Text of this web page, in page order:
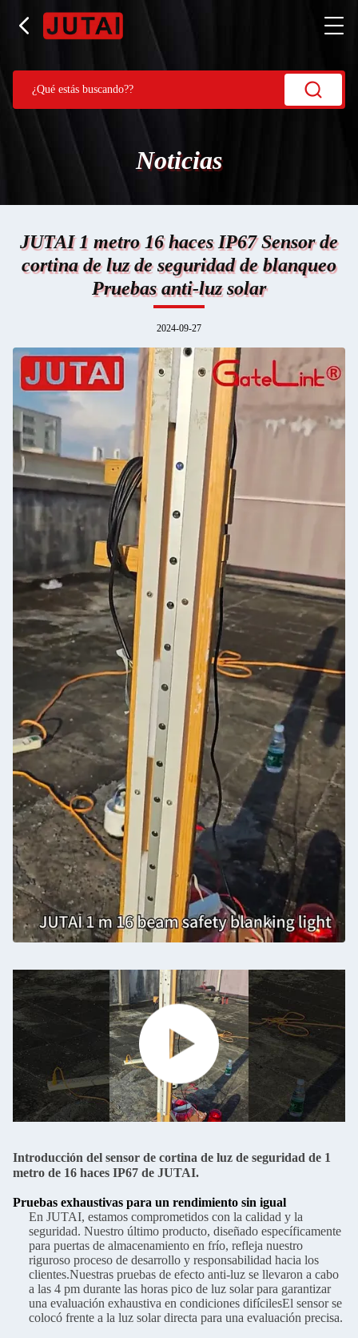
Noticias
JUTAI 1 metro 16 haces IP67 Sensor de
cortina de luz de seguridad de blanqueo
Pruebas anti-luz solar
2024-09-27
Introducción del sensor de cortina de luz de seguridad de 1
metro de 16 haces IP67 de JUTAI.
Pruebas exhaustivas para un rendimiento sin igual
En JUTAI, estamos comprometidos con la calidad y la
seguridad. Nuestro último producto, diseñado específicamente
para puertas de almacenamiento en frío, refleja nuestro
riguroso proceso de desarrollo y responsabilidad hacia los
clientes.Nuestras pruebas de efecto anti-luz se llevaron a cabo
a las 4 pm durante las horas pico de luz solar para garantizar
una evaluación exhaustiva en condiciones difícilesEl sensor se
colocó frente a la luz solar directa para una evaluación precisa.